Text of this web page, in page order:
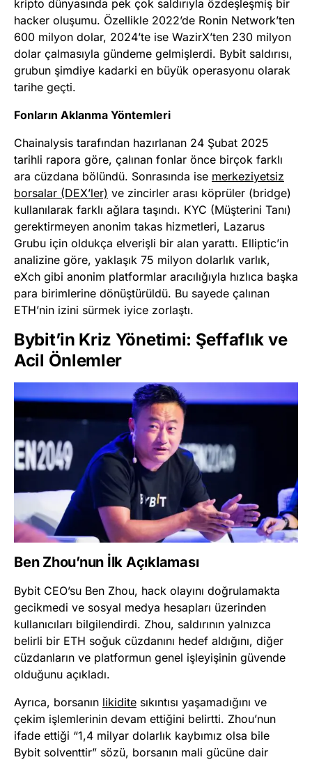
kripto dünyasında pek çok saldırıyla özdeşleşmiş bir
hacker oluşumu. Özellikle 2022’de Ronin Network’ten
600 milyon dolar, 2024’te ise WazirX’ten 230 milyon
dolar çalmasıyla gündeme gelmişlerdi. Bybit saldırısı,
grubun şimdiye kadarki en büyük operasyonu olarak
tarihe geçti.
Fonların Aklanma Yöntemleri
Chainalysis tarafından hazırlanan 24 Şubat 2025
tarihli rapora göre, çalınan fonlar önce birçok farklı
ara cüzdana bölündü. Sonrasında ise merkeziyetsiz
borsalar (DEX’ler) ve zincirler arası köprüler (bridge)
kullanılarak farklı ağlara taşındı. KYC (Müşterini Tanı)
gerektirmeyen anonim takas hizmetleri, Lazarus
Grubu için oldukça elverişli bir alan yarattı. Elliptic’in
analizine göre, yaklaşık 75 milyon dolarlık varlık,
eXch gibi anonim platformlar aracılığıyla hızlıca başka
para birimlerine dönüştürüldü. Bu sayede çalınan
ETH’nin izini sürmek iyice zorlaştı.
Bybit’in Kriz Yönetimi: Şeffaflık ve
Acil Önlemler
Ben Zhou’nun İlk Açıklaması
Bybit CEO’su Ben Zhou, hack olayını doğrulamakta
gecikmedi ve sosyal medya hesapları üzerinden
kullanıcıları bilgilendirdi. Zhou, saldırının yalnızca
belirli bir ETH soğuk cüzdanını hedef aldığını, diğer
cüzdanların ve platformun genel işleyişinin güvende
olduğunu açıkladı.
Ayrıca, borsanın likidite sıkıntısı yaşamadığını ve
çekim işlemlerinin devam ettiğini belirtti. Zhou’nun
ifade ettiği “1,4 milyar dolarlık kaybımız olsa bile
Bybit solventtir” sözü, borsanın mali gücüne dair